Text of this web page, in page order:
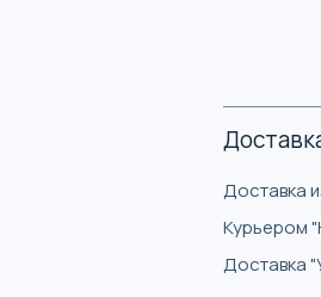
Доставка
Курьером
Доставка